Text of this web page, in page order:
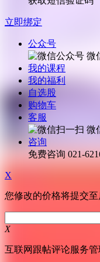
立即绑定
公众号
微
我的课程
我的福利
自选股
购物车
客服
微
咨询
免费咨询 021-
X
您修改的价格将提交
X
互联网跟帖评论服务管